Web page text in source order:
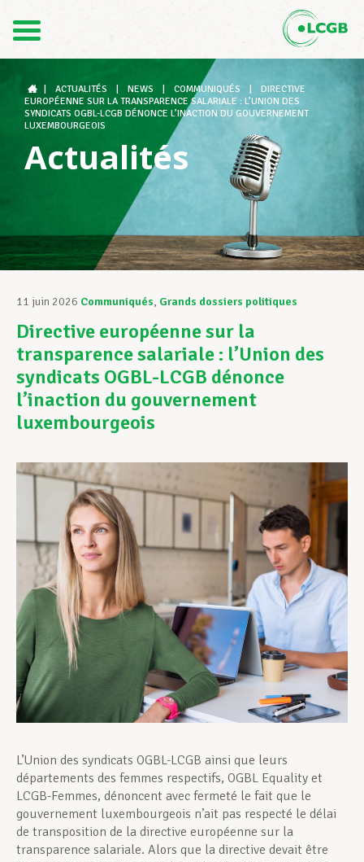
DE
Le LCGB
Structures syndicales
Assistance au Travail
Vos droits
Assistance en vie privée
Développement professionnel
Devenir Membre
Actualités
ACTUALITÉS NEWS COMMUNIQUÉS
DIRECTIVE
EUROPÉENNE SUR LA TRANSPARENCE SALARIALE : L’UNION DES
SYNDICATS OGBL-LCGB DÉNONCE L’INACTION DU GOUVERNEMENT
LUXEMBOURGEOIS
Actualités
11 juin 2026 Communiqués, Grands dossiers politiques
Directive européenne sur la
transparence salariale : l’Union des
syndicats OGBL-LCGB dénonce
l’inaction du gouvernement
luxembourgeois
L’Union des syndicats OGBL-LCGB ainsi que leurs
départements des femmes respectifs, OGBL Equality et
LCGB-Femmes, dénoncent avec fermeté le fait que le
gouvernement luxembourgeois n’ait pas respecté le délai
de transposition de la directive européenne sur la
transparence salariale. Alors que la directive devait être